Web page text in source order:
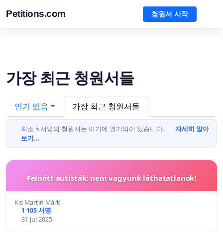
Petitions.com 청원서 시작
가장 최근 청원서들
인기 있음 가장 최근 청원서들
최소 5 서명의 청원서는 여기에 열거되어 있습니다.
자세히 알아
보기...
Felnőtt autisták: nem vagyunk láthatatlanok!
Kis Martin Márk
1 105 서명
31 Jul 2025